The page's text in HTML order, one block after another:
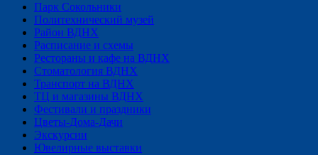
Парк Сокольники
Политехнический музей
Район ВДНХ
Расписание и схемы
Рестораны и кафе на ВДНХ
Стоматология ВДНХ
Транспорт на ВДНХ
ТЦ и магазины ВДНХ
Фестивали и праздники
Цветы-Дома-Дачи
Экскурсии
Ювелирные выставки